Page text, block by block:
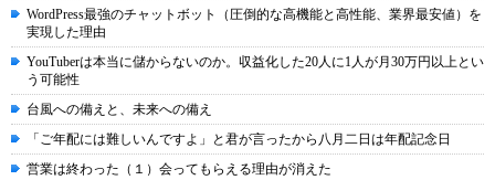
WordPress最強のチャットボット（圧倒的な高機能と高性能、業界最安値）を
実現した理由
YouTuberは本当に儲からないのか。収益化した20人に1人が月30万円以上とい
う可能性
台風への備えと、未来への備え
「ご年配には難しいんですよ」と君が言ったから八月二日は年配記念日
営業は終わった（１）会ってもらえる理由が消えた